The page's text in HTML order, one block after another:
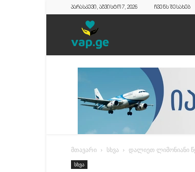
პარასკევი, აგვისტო 7, 2026 ჩვენს შესახებ
მთავარი სხვა დალიეთ ლიმონიანი
სხვა